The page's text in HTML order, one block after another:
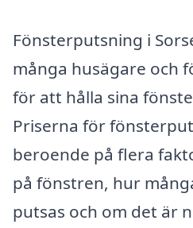
Fönsterputsning i
många husägare och
för att hålla sina
Priserna för
beroende på flera
på fönstren, hur
putsas och om det är